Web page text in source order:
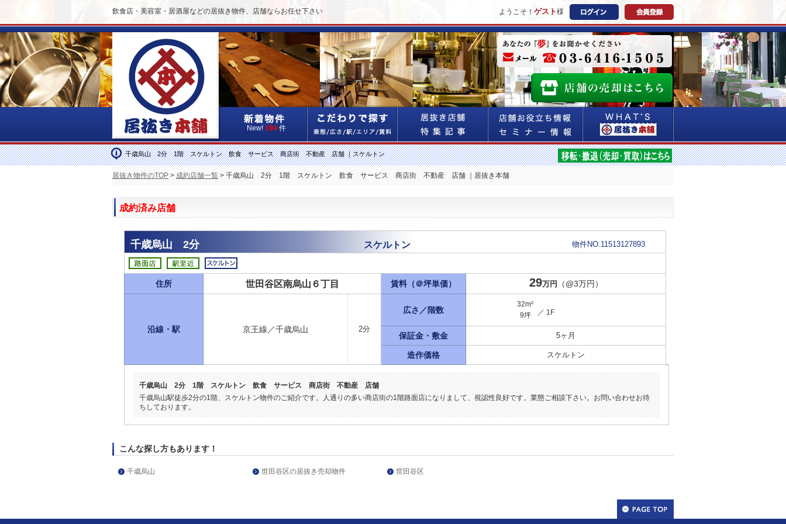
飲食店・美容室・居酒屋などの居抜き物件、店舗ならお任せ下さい ようこそ！ ゲスト様
New! 194 件
千歳烏山 2分 1階 スケルトン 飲食 サービス 商店街 不動産 店舗 ｜スケルトン
居抜き物件のTOP > 成約店舗一覧 > 千歳烏山 2分 1階 スケルトン 飲食 サービス 商店街 不動産 店舗 ｜居抜き本舗
成約済み店舗
千歳烏山 2分 スケルトン 物件NO.11513127893
住所 世田谷区南烏山６丁目 賃料（＠坪単価） 29万円 （@3万円）
沿線・駅 京王線／千歳烏山 2分
広さ／階数
32m²
9坪
／ 1F
保証金・敷金 5ヶ月
造作価格 スケルトン
千歳烏山 2分 1階 スケルトン 飲食 サービス 商店街 不動産 店舗
千歳烏山駅徒歩2分の1階、スケルトン物件のご紹介です。人通りの多い商店街の1階路面店になりまして、視認性良好です。業態ご相談下さい。お問い合わせお待
ちしております。
こんな探し方もあります！
千歳烏山 世田谷区の居抜き売却物件 世田谷区